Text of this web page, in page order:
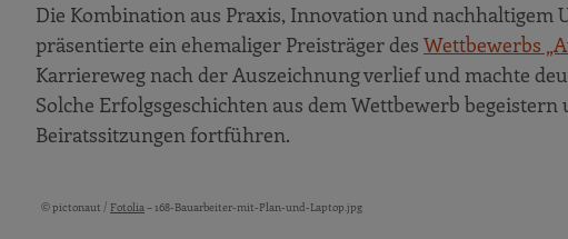
Die Kombination aus Praxis, Innovation und
präsentierte ein ehemaliger Preisträger des Wettbewerbs
Karriereweg nach der Auszeichnung verlief und machte
Solche Erfolgsgeschichten aus dem Wettbewerb
Beiratssitzungen fortführen.
Bildquellen und Copyright-Hinweise
© pictonaut / Fotolia– 168-Bauarbeiter-mit-Plan-und-Laptop.jpg